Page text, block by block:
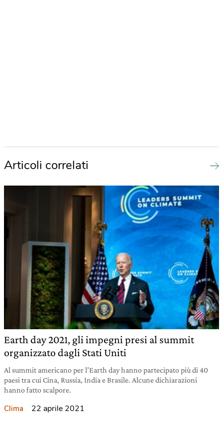
Articoli correlati
Earth day 2021, gli impegni presi al summit
organizzato dagli Stati Uniti
Al summit americano per l’Earth day hanno partecipato più di 40
paesi tra cui Cina, Russia, India e Brasile. Alcune dichiarazioni
hanno fatto scalpore.
Clima 22 aprile 2021